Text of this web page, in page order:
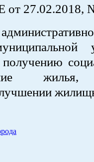
27.02.2018,
жилья,